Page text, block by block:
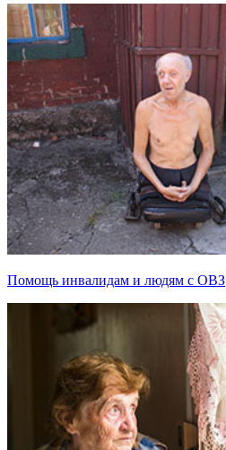
Помощь инвалидам и людям с ОВЗ